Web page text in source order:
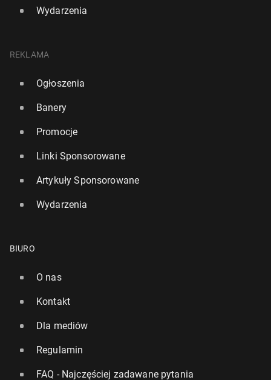
Wydarzenia
REKLAMA
Ogłoszenia
Banery
Promocje
Linki Sponsorowane
Artykuły Sponsorowane
Wydarzenia
BIURO
O nas
Kontakt
Dla mediów
Regulamin
FAQ - Najczęściej zadawane pytania